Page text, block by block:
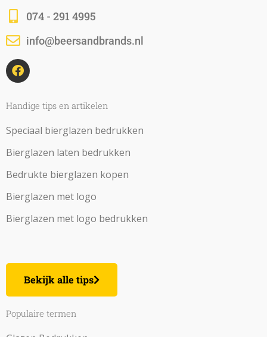
074 - 291 4995
info@beersandbrands.nl
F
a
c
b
o
Handige tips en artikelen
Speciaal bierglazen bedrukken
Bierglazen laten bedrukken
Bedrukte bierglazen kopen
Bierglazen met logo
Bierglazen met logo bedrukken
Bekijk alle tips
Populaire termen